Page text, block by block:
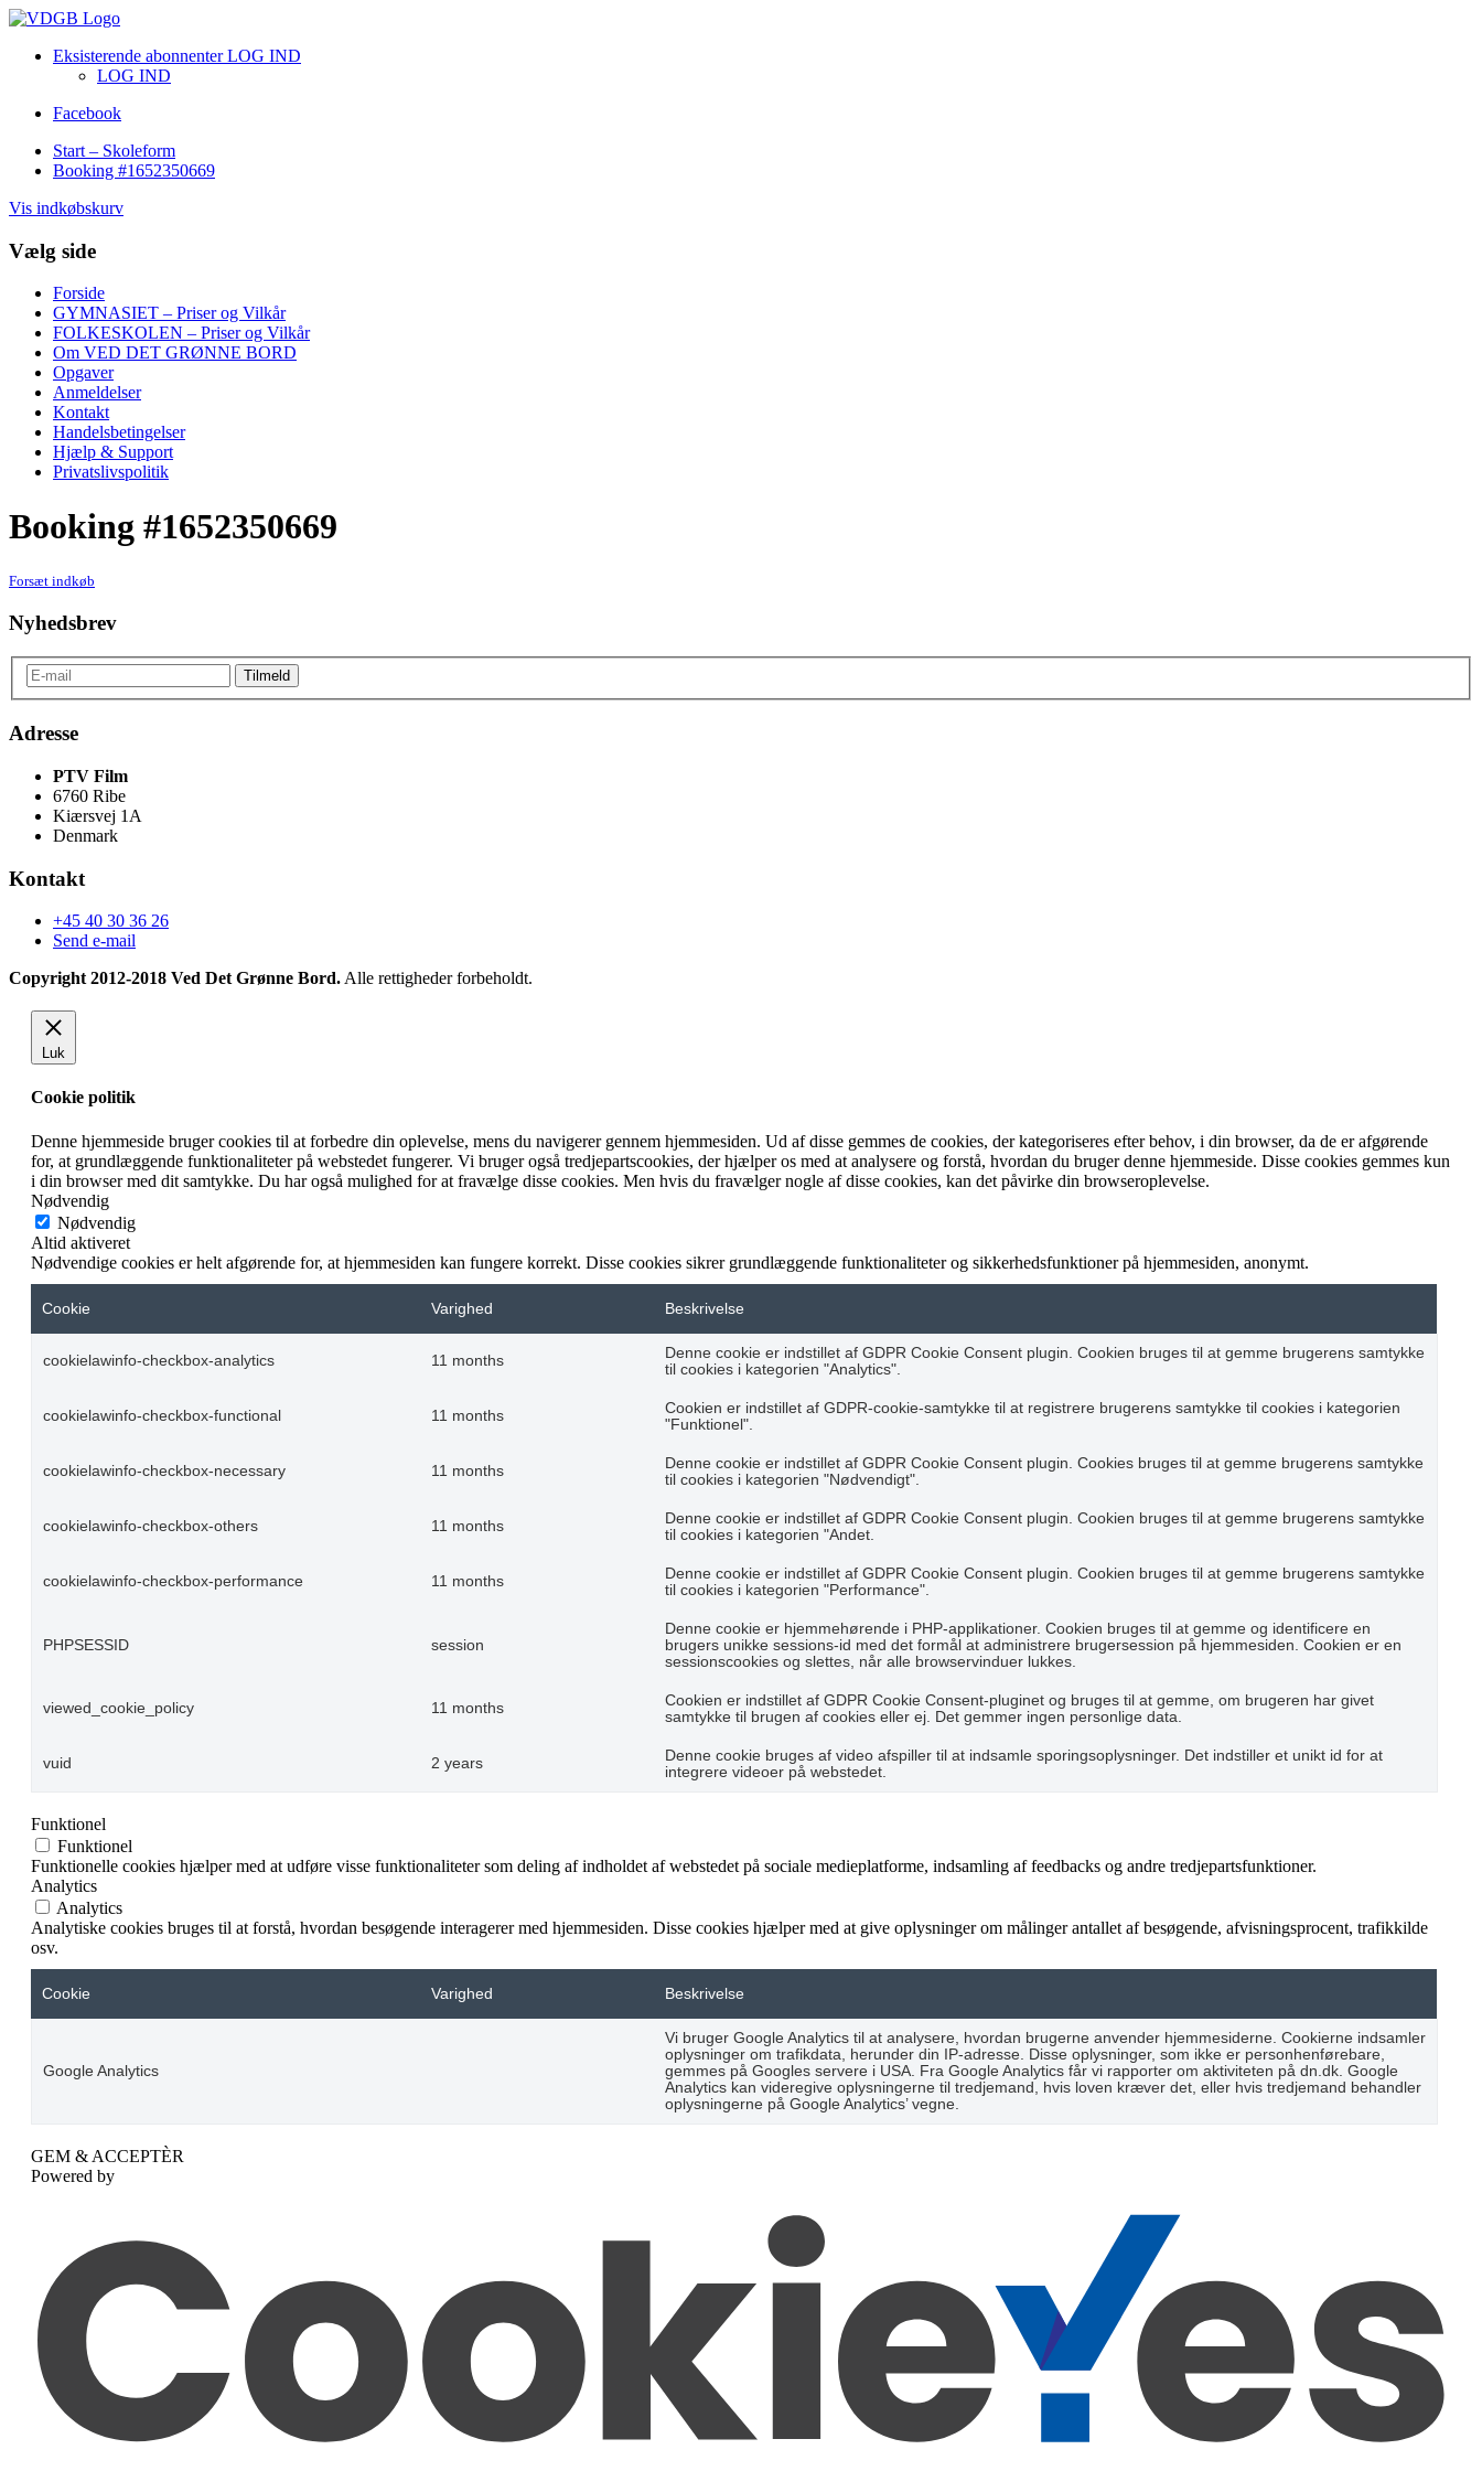
Eksisterende abonnenter LOG IND
LOG IND
Facebook
Start – Skoleform
Booking #1652350669
Vis indkøbskurv
Vælg side
Forside
GYMNASIET – Priser og Vilkår
FOLKESKOLEN – Priser og Vilkår
Om VED DET GRØNNE BORD
Opgaver
Anmeldelser
Kontakt
Handelsbetingelser
Hjælp & Support
Privatslivspolitik
Booking #1652350669
Forsæt indkøb
Nyhedsbrev
Adresse
PTV Film
6760 Ribe
Kiærsvej 1A
Denmark
Kontakt
+45 40 30 36 26
Send e-mail
Copyright 2012-2018 Ved Det Grønne Bord. Alle rettigheder forbeholdt.
Luk
Cookie politik
Denne hjemmeside bruger cookies til at forbedre din oplevelse, mens du navigerer gennem hjemmesiden. Ud af disse gemmes de cookies, der kategoriseres efter behov, i din browser, da de er afgørende
for, at grundlæggende funktionaliteter på webstedet fungerer. Vi bruger også tredjepartscookies, der hjælper os med at analysere og forstå, hvordan du bruger denne hjemmeside. Disse cookies gemmes kun
i din browser med dit samtykke. Du har også mulighed for at fravælge disse cookies. Men hvis du fravælger nogle af disse cookies, kan det påvirke din browseroplevelse.
Nødvendig
Nødvendig
Altid aktiveret
Nødvendige cookies er helt afgørende for, at hjemmesiden kan fungere korrekt. Disse cookies sikrer grundlæggende funktionaliteter og sikkerhedsfunktioner på hjemmesiden, anonymt.
Cookie Varighed Beskrivelse
cookielawinfo-checkbox-analytics 11 months
Denne cookie er indstillet af GDPR Cookie Consent plugin. Cookien bruges til at gemme brugerens samtykke
til cookies i kategorien "Analytics".
cookielawinfo-checkbox-functional 11 months
Cookien er indstillet af GDPR-cookie-samtykke til at registrere brugerens samtykke til cookies i kategorien
"Funktionel".
cookielawinfo-checkbox-necessary 11 months
Denne cookie er indstillet af GDPR Cookie Consent plugin. Cookies bruges til at gemme brugerens samtykke
til cookies i kategorien "Nødvendigt".
cookielawinfo-checkbox-others 11 months
Denne cookie er indstillet af GDPR Cookie Consent plugin. Cookien bruges til at gemme brugerens samtykke
til cookies i kategorien "Andet.
cookielawinfo-checkbox-performance 11 months
Denne cookie er indstillet af GDPR Cookie Consent plugin. Cookien bruges til at gemme brugerens samtykke
til cookies i kategorien "Performance".
PHPSESSID session
Denne cookie er hjemmehørende i PHP-applikationer. Cookien bruges til at gemme og identificere en
brugers unikke sessions-id med det formål at administrere brugersession på hjemmesiden. Cookien er en
sessionscookies og slettes, når alle browservinduer lukkes.
viewed_cookie_policy 11 months
Cookien er indstillet af GDPR Cookie Consent-pluginet og bruges til at gemme, om brugeren har givet
samtykke til brugen af cookies eller ej. Det gemmer ingen personlige data.
vuid 2 years
Denne cookie bruges af video afspiller til at indsamle sporingsoplysninger. Det indstiller et unikt id for at
integrere videoer på webstedet.
Funktionel
Funktionel
Funktionelle cookies hjælper med at udføre visse funktionaliteter som deling af indholdet af webstedet på sociale medieplatforme, indsamling af feedbacks og andre tredjepartsfunktioner.
Analytics
Analytics
Analytiske cookies bruges til at forstå, hvordan besøgende interagerer med hjemmesiden. Disse cookies hjælper med at give oplysninger om målinger antallet af besøgende, afvisningsprocent, trafikkilde
osv.
Cookie Varighed Beskrivelse
Google Analytics
Vi bruger Google Analytics til at analysere, hvordan brugerne anvender hjemmesiderne. Cookierne indsamler
oplysninger om trafikdata, herunder din IP-adresse. Disse oplysninger, som ikke er personhenførebare,
gemmes på Googles servere i USA. Fra Google Analytics får vi rapporter om aktiviteten på dn.dk. Google
Analytics kan videregive oplysningerne til tredjemand, hvis loven kræver det, eller hvis tredjemand behandler
oplysningerne på Google Analytics’ vegne.
GEM & ACCEPTÈR
Powered by